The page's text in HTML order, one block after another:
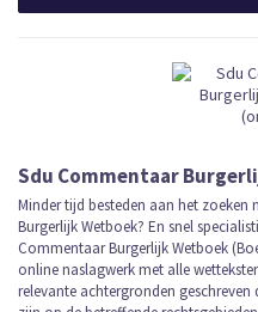
Sdu Commentaar
Minder tijd besteden aan het
Burgerlijk Wetboek? En snel
Commentaar Burgerlijk Wetboek
online naslagwerk met alle
relevante achtergronden